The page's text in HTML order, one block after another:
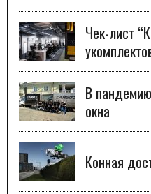
Чек-лист
В
окна
Конная